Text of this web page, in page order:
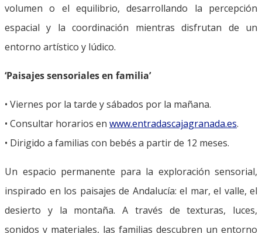
volumen o el equilibrio, desarrollando la percepción
espacial y la coordinación mientras disfrutan de un
entorno artístico y lúdico.
‘Paisajes sensoriales en familia’
• Viernes por la tarde y sábados por la mañana.
• Consultar horarios en www.entradascajagranada.es.
• Dirigido a familias con bebés a partir de 12 meses.
Un espacio permanente para la exploración sensorial,
inspirado en los paisajes de Andalucía: el mar, el valle, el
desierto y la montaña. A través de texturas, luces,
sonidos y materiales, las familias descubren un entorno